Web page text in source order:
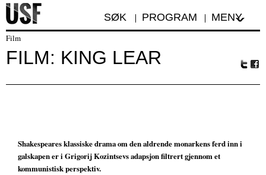
SØK PROGRAM MENY
Film
FILM: KING LEAR
Shakespeares klassiske drama om den aldrende monarkens ferd inn i
galskapen er i Grigorij Kozintsevs adapsjon filtrert gjennom et
kommunistisk perspektiv.